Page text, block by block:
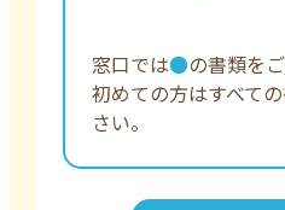
窓口では●の書類を
初めての方はすべて
さい。